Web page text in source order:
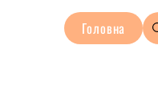
Головна